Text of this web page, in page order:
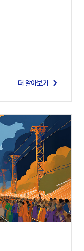
더 알아보기